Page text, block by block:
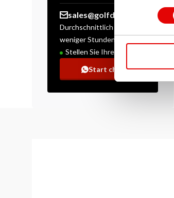
sales@golfdriver.nl
Durchschnittlich innerhalb
weniger Stunden
Stellen Sie Ihre Frage!
Start chat